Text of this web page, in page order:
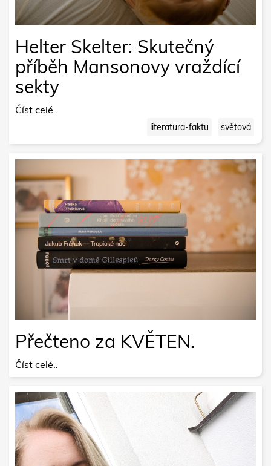
Helter Skelter: Skutečný
příběh Mansonovy vraždící
sekty
Číst celé..
literatura-faktu světová
Přečteno za KVĚTEN.
Číst celé..